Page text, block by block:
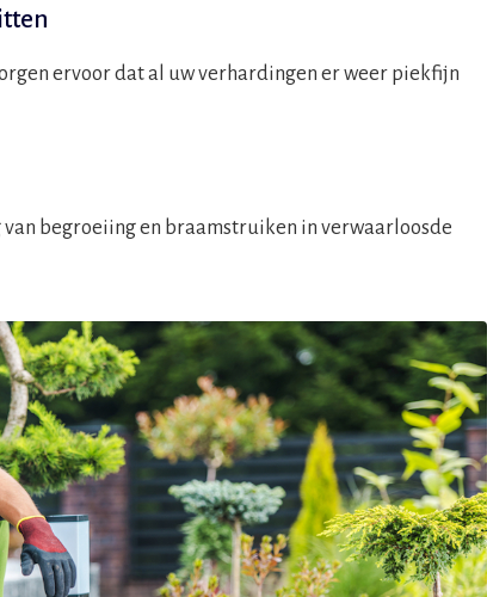
ervoor dat al uw verhardingen er weer piekfijn
begroeiing en braamstruiken in verwaarloosde